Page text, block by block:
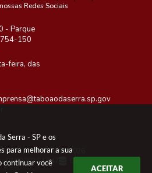
Serra - SP e os
para melhorar a sua
continuar você
ACEITAR
Redes Sociais
- Parque
150
feira, das
Sistema:3.5.3 - 19/06/2026
07/08/2026 17:47 Dados Abertos